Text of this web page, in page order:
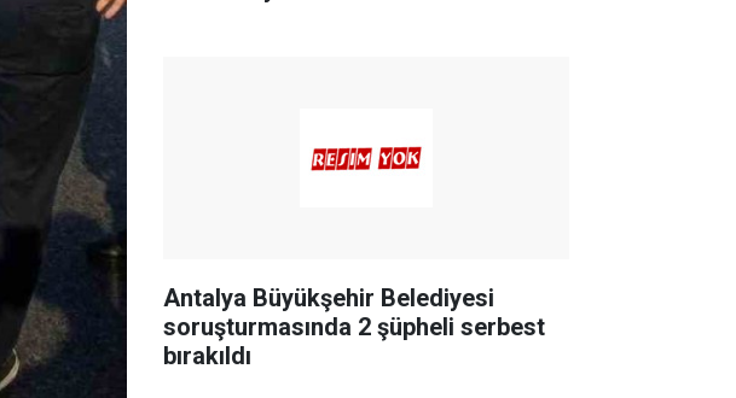
Antalya Büyükşehir Belediyesi
soruşturmasında 2 şüpheli serbest
bırakıldı